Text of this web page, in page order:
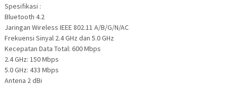
Spesifikasi :
Bluetooth 4.2
Jaringan Wireless IEEE 802.11 A/B/G/N/AC
Frekuensi Sinyal 2.4 GHz dan 5.0 GHz
Kecepatan Data Total: 600 Mbps
2.4 GHz: 150 Mbps
5.0 GHz: 433 Mbps
Antena 2 dBi